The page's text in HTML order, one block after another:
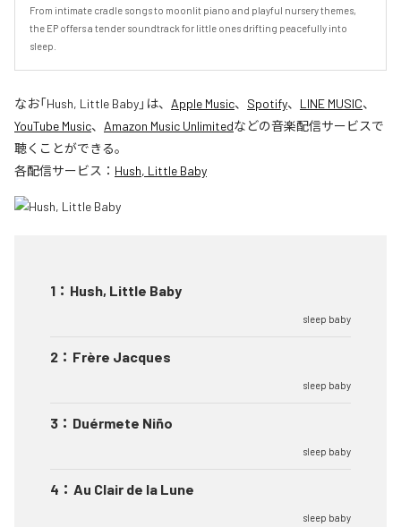
From intimate cradle songs to moonlit piano and playful nursery themes,
the EP offers a tender soundtrack for little ones drifting peacefully into
sleep.
なお「Hush, Little Baby」は、 Apple Music、 Spotify、 LINE MUSIC、
YouTube Music、 Amazon Music Unlimitedなどの音楽配信サービスで
聴くことができる。
各配信サービス： Hush, Little Baby
1 ： Hush, Little Baby
sleep baby
2 ： Frère Jacques
sleep baby
3 ： Duérmete Niño
sleep baby
4 ： Au Clair de la Lune
sleep baby